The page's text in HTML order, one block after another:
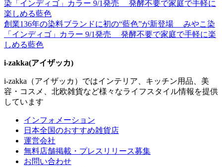
創業136年の染料ブランドに初の“藍色”が新登場 みやこ染
「インディゴ」カラー 9/1発売 発酵不要で家庭で手軽に楽
しめる藍色
i-zakka(アイザッカ)
i-zakka（アイザッカ）ではインテリア、キッチン用品、美
容・コスメ、北欧雑貨など様々なライフスタイル情報を提供
しています
インフォメーション
日本全国のおすすめ雑貨店
運営会社
無料店舗掲載・プレスリリース募集
お問い合わせ